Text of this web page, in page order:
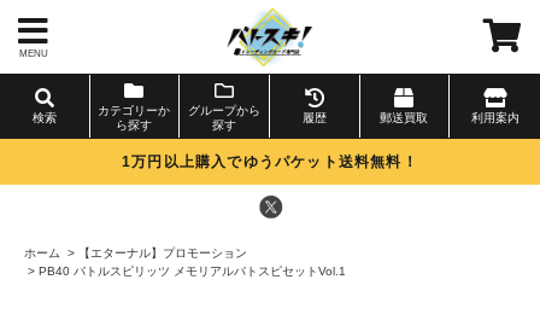
MENU
検索
カテゴリーか
ら探す
グループから
探す
履歴 郵送買取 利用案内
1万円以上購入でゆうパケット送料無料！
ホーム >
【エターナル】プロモーション
> PB40 バトルスピリッツ メモリアルバトスピセットVol.1